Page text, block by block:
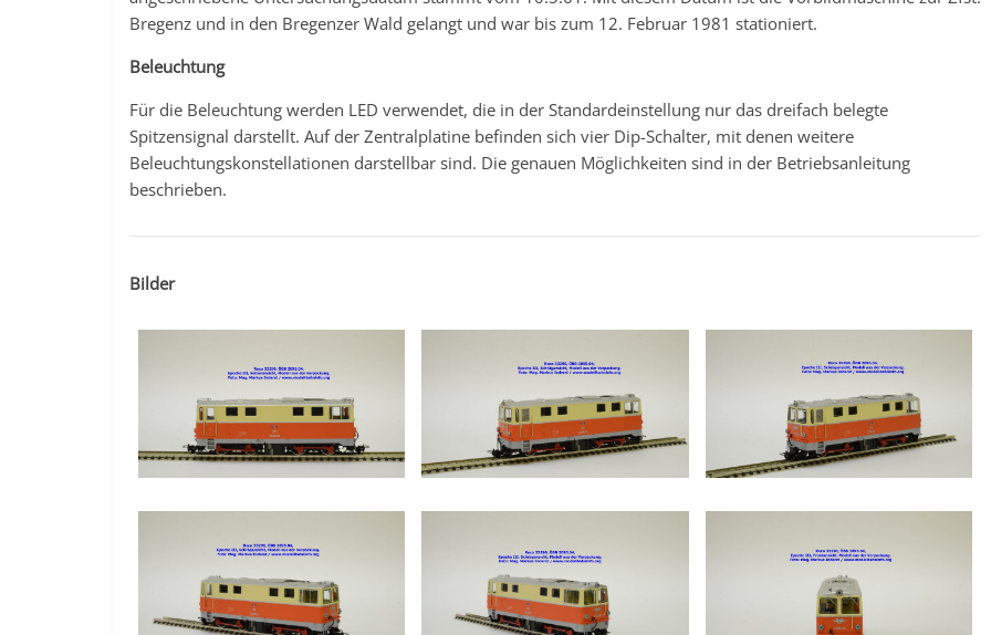
Bregenz und in den Bregenzer Wald gelangt und war bis zum 12. Februar 1981 stationiert.
Beleuchtung
Für die Beleuchtung werden LED verwendet, die in der Standardeinstellung nur das dreifach belegte
Spitzensignal darstellt. Auf der Zentralplatine befinden sich vier Dip-Schalter, mit denen weitere
Beleuchtungskonstellationen darstellbar sind. Die genauen Möglichkeiten sind in der Betriebsanleitung
beschrieben.
Bilder